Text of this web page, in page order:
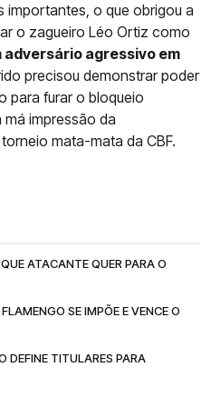
importantes, o que obrigou a
o zagueiro Léo Ortiz como
adversário agressivo em
precisou demonstrar poder
para furar o bloqueio
impressão da
mata-mata da CBF.
ATACANTE QUER PARA O
SE IMPÕE E VENCE O
DEFINE TITULARES PARA